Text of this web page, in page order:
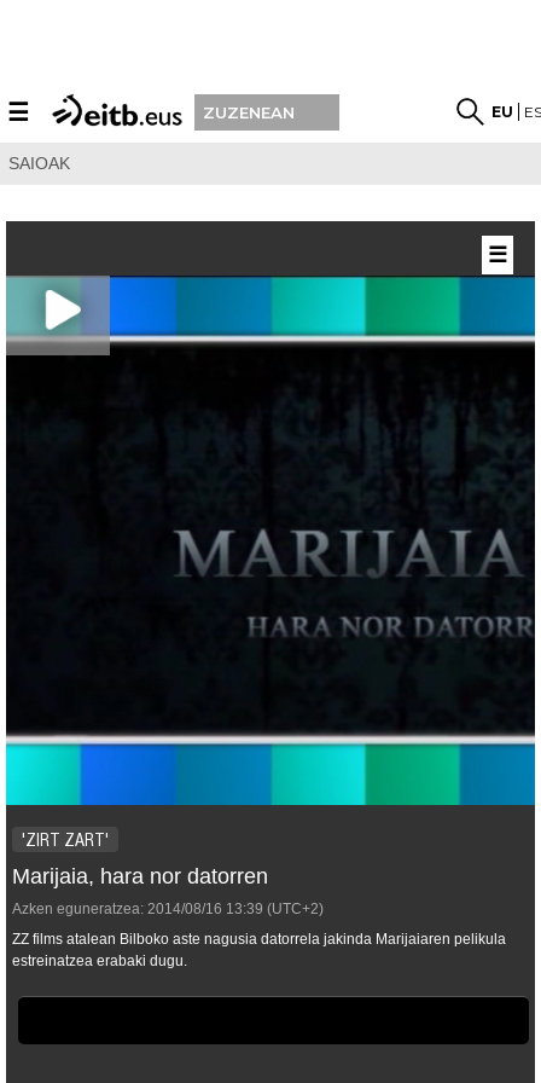
☰ ZUZENEAN EU
SAIOAK
'ZIRT ZART'
Marijaia, hara nor datorren
Azken eguneratzea: 2014/08/16 13:39 (UTC+2)
ZZ films atalean Bilboko aste nagusia datorrela jakinda Marijaiaren pelikula
estreinatzea erabaki dugu.
☰